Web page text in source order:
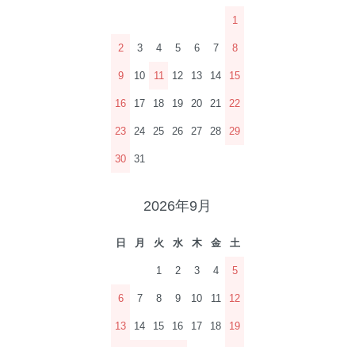
1
2 3 4 5 6 7 8
9 10 11 12 13 14 15
16 17 18 19 20 21 22
23 24 25 26 27 28 29
30 31
2026年9月
日 月 火 水 木 金 土
1 2 3 4 5
6 7 8 9 10 11 12
13 14 15 16 17 18 19